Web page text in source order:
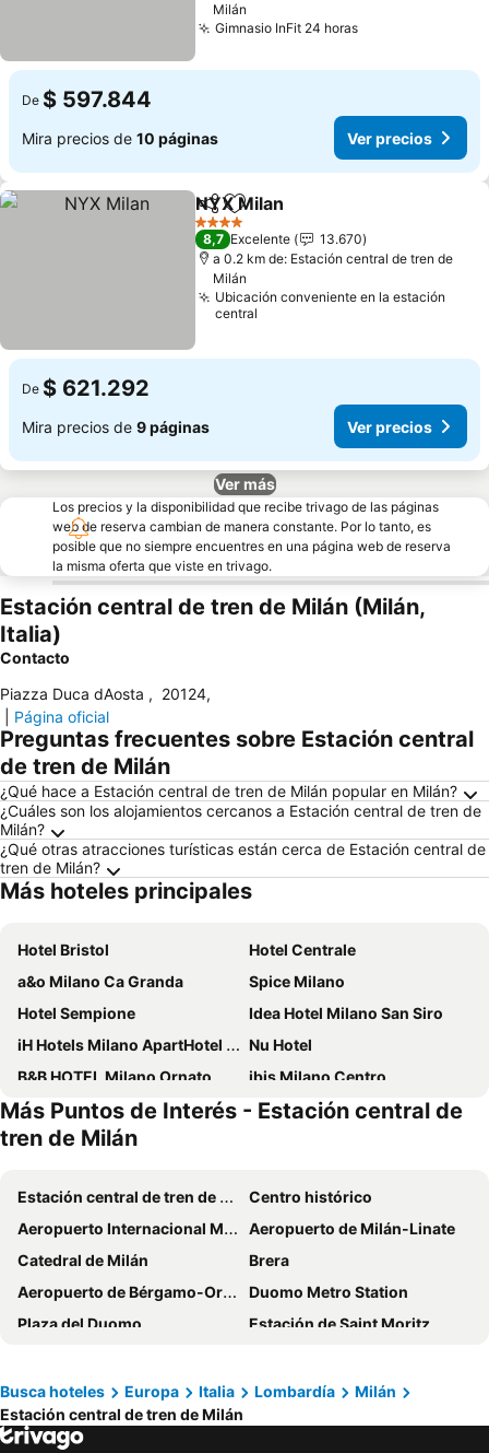
Milán
Gimnasio InFit 24 horasVer precios
De $ 597.844
Mira precios de 10 páginas Ver precios
CompartirAgregar a favoritos
NYX Milan
4 Estrellas
8,7 Excelente
13.670
a 0.2 km de: Estación central de tren de
Milán
Ubicación conveniente en la estación
central
De $ 621.292
Mira precios de 9 páginas Ver precios
Ver más
Los precios y la disponibilidad que recibe trivago de las páginas
web de reserva cambian de manera constante. Por lo tanto, es
posible que no siempre encuentres en una página web de reserva
la misma oferta que viste en trivago.
Estación central de tren de Milán (Milán,
Italia)
Contacto
Piazza Duca dAosta , 20124,
Página oficial
Preguntas frecuentes sobre Estación central
de tren de Milán
¿Qué hace a Estación central de tren de Milán popular en Milán?
¿Cuáles son los alojamientos cercanos a Estación central de tren de
Milán?
¿Qué otras atracciones turísticas están cerca de Estación central de
tren de Milán?
Más hoteles principales
Hotel Bristol
Hotel Centrale
a&o Milano Ca Granda
Spice Milano
Hotel Sempione
Idea Hotel Milano San Siro
iH Hotels Milano ApartHotel Argonne Park
Nu Hotel
B&B HOTEL Milano Ornato
ibis Milano Centro
Hotel Metropoli
Hotel Da Vinci Milano
B&B Hotel Milano Central Station
Hotel Berna
iH Hotels Milano Lorenteggio
iH Hotels Milano Gioia
The Best Hotel
Hotel Milano Regency
Hotel Raffaello
Doria Grand Hotel
Hotel Dei Cavalieri Milano Duomo
Golf Hotel Milano
Hotel Galileo
Albergo Corvetto Corso Lodi
Hotel Aspromonte
B&B HOTEL Milano San Siro
Klima Hotel Milano Fiere
Más Puntos de Interés - Estación central de
tren de Milán
Estación central de tren de Milán
Centro histórico
Aeropuerto Internacional Milán Malpensa “Silvio Berlusconi”
Aeropuerto de Milán-Linate
Catedral de Milán
Brera
Aeropuerto de Bérgamo-Orio al Serio
Duomo Metro Station
Plaza del Duomo
Estación de Saint Moritz
Porta Venezia
Feria de Milán de Rho
Centrale Metro Station
Busca hoteles Europa Italia Lombardía
Milán
Estación central de tren de Milán